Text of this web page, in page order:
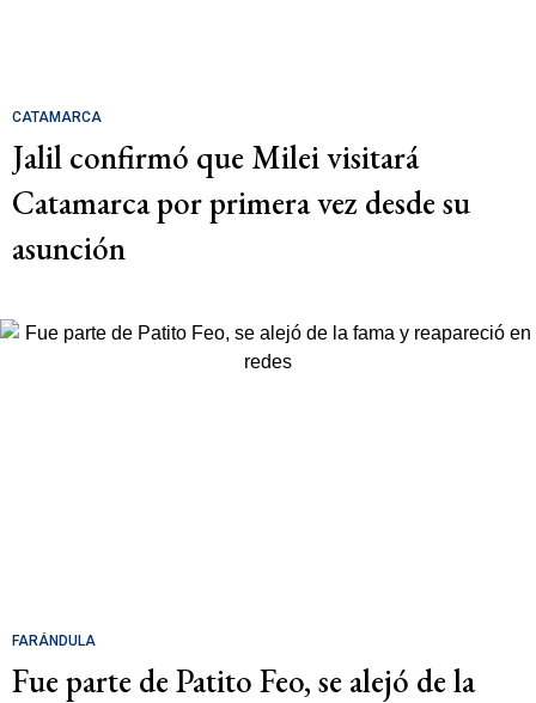
CATAMARCA
Jalil confirmó que Milei visitará
Catamarca por primera vez desde su
asunción
FARÁNDULA
Fue parte de Patito Feo, se alejó de la